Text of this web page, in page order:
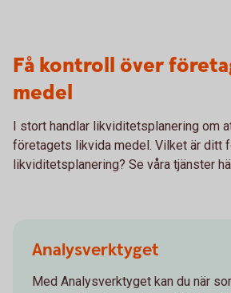
Få kontroll över
medel
I stort handlar likviditetsplanering om
företagets likvida medel. Vilket är ditt
likviditetsplanering? Se våra tjänster
Analysverktyget
Med Analysverktyget kan du när